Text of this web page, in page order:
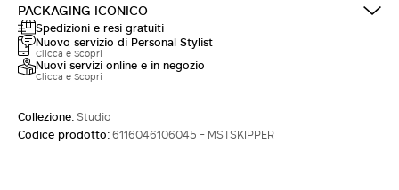
PACKAGING ICONICO
Spedizioni e resi gratuiti
Nuovo servizio di Personal Stylist
Clicca e Scopri
Nuovi servizi online e in negozio
Clicca e Scopri
Collezione:Studio
Codice prodotto:6116046106045 - MSTSKIPPER